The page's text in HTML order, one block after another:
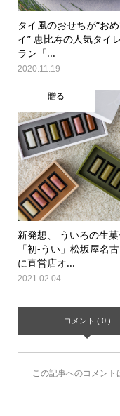
タイ風のおせちが“お
イ” 恵比寿の人気タイ
ラン「...
2020.11.19
贈る
新発想、 ういろの生
「初-うい」松坂屋名
に直営店オ...
2021.02.04
コメント ( 0 )
この記事へのコメント